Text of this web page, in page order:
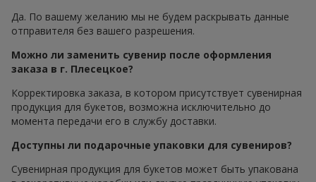
Да. По вашему желанию мы не будем раскрывать данные
отправителя без вашего разрешения.
Можно ли заменить сувенир после оформления
заказа в г. Плесецкое?
Корректировка заказа, в котором присутствует сувенирная
продукция для букетов, возможна исключительно до
момента передачи его в службу доставки.
Доступны ли подарочные упаковки для сувениров?
Сувенирная продукция для букетов может быть упакована